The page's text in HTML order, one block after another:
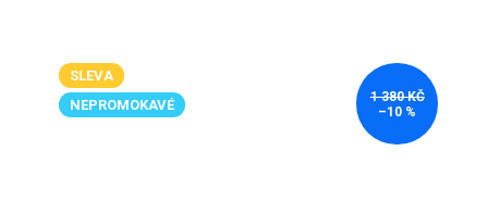
SLEVA
NEPROMOKAVÉ
1 380 KČ
–10 %